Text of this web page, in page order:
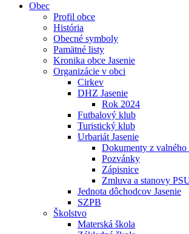
Obec
Profil obce
História
Obecné symboly
Pamätné listy
Kronika obce Jasenie
Organizácie v obci
Cirkev
DHZ Jasenie
Rok 2024
Futbalový klub
Turistický klub
Urbariát Jasenie
Dokumenty z valného
Pozvánky
Zápisnice
Zmluva a stanovy
Jednota dôchodcov Jasenie
SZPB
Školstvo
Materská škola